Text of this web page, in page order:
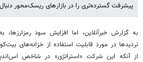
پیشرفت گسترده‌تری را در بازارهای ریسک‌محور
به گزارش خبرآنلاین، اما افزایش سود رمزارزها،
تردیدها در مورد قابلیت استفاده از خزانه‌های